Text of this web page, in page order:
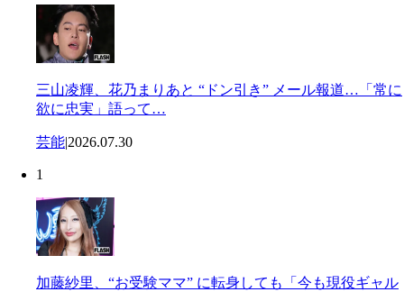
三山凌輝、花乃まりあと “ドン引き” メール報道…「常に
欲に忠実」語って…
芸能|2026.07.30
1
加藤紗里、“お受験ママ” に転身しても「今も現役ギャル